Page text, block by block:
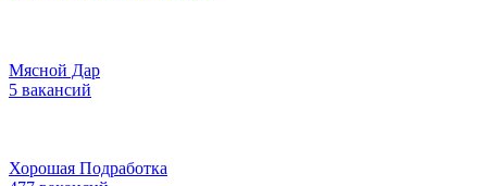
Мясной Дар
5 вакансий
Хорошая Подработка